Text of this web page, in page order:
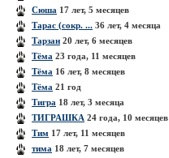
Сюша 17 лет, 5 месяцев
Тарас (сокр. ... 36 лет, 4 месяца
Тарзан 20 лет, 6 месяцев
Тёма 23 года, 11 месяцев
Тёма 16 лет, 8 месяцев
Тёма 21 год
Тигра 18 лет, 3 месяца
ТИГРАШКА 24 года, 10 месяцев
Тим 17 лет, 11 месяцев
тима 18 лет, 7 месяцев